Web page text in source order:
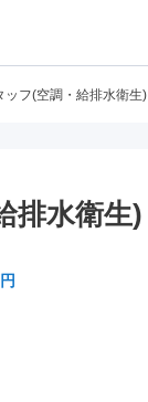
ッフ(空調・給排水衛生)
排水衛生)